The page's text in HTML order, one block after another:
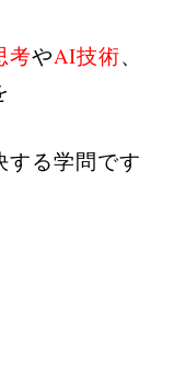
考やAI技術、
する学問です